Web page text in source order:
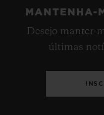
MANTENHA-
Desejo manter-
últimas